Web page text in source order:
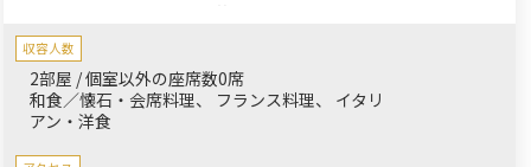
グ、クリスタルホール,そして吹き抜ける風が心地よいスカイデッ
キ。本物の豊かな時間を求める大人にこそ相応しい、ホテル顔負
けのおしゃれ空間でお出迎えさせていただきます。＊最低保証金
額10万円以上となります。
収容人数
2部屋 / 個室以外の座席数0席
和食／懐石・会席料理
フランス料理
イタリ
アン・洋食